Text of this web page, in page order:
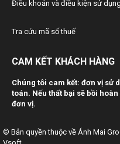
đảm
Quy định mức thu, nộp phí,
45/2020/TT-BTC
Quy định mức thu, nộp phí
44/2020/TT-BTC
Quy định mức thu, nộp phí
kiện thuộc lĩnh vực thương
lập Sở Giao dịch...
Điều khoản và điều kiện sử dụng
Tra cứu mã số thuế
CAM KẾT KHÁCH HÀNG
Chúng tôi cam kết: đơn vị sử
toán. Nếu thất bại sẽ bồi
đơn vị.
© Bản quyền thuộc về Ánh Mai